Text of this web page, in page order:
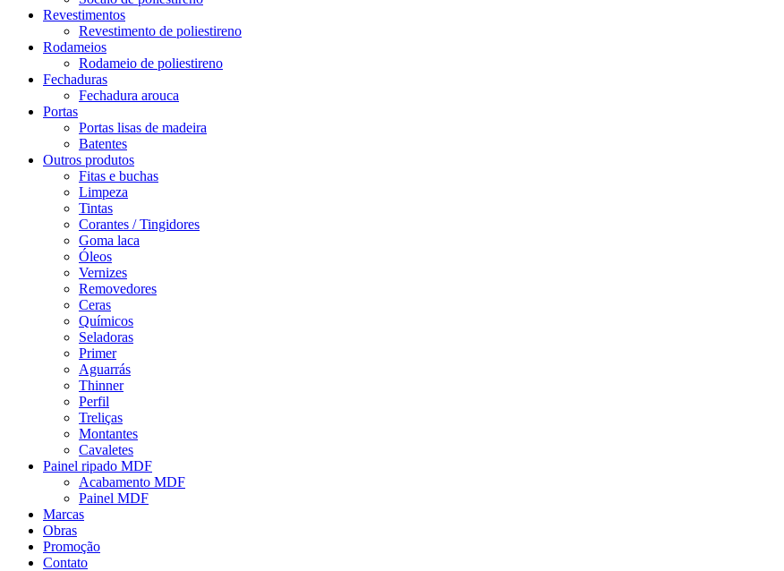
Revestimentos
Revestimento de poliestireno
Rodameios
Rodameio de poliestireno
Fechaduras
Fechadura arouca
Portas
Portas lisas de madeira
Batentes
Outros produtos
Fitas e buchas
Limpeza
Tintas
Corantes / Tingidores
Goma laca
Óleos
Vernizes
Removedores
Ceras
Químicos
Seladoras
Primer
Aguarrás
Thinner
Perfil
Treliças
Montantes
Cavaletes
Painel ripado MDF
Acabamento MDF
Painel MDF
Marcas
Obras
Promoção
Contato